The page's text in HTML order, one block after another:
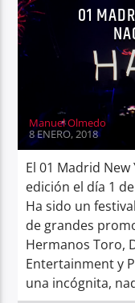
01
Manuel Olmedo
8 ENERO, 2018
El 01 Madrid
edición el día 1
Ha sido un
de grandes
Hermanos Toro,
Entertainment y
una incógnita,